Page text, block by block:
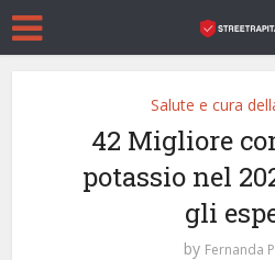
Salute e cura
42 Migliore
potassio nel
gli
by Fernanda